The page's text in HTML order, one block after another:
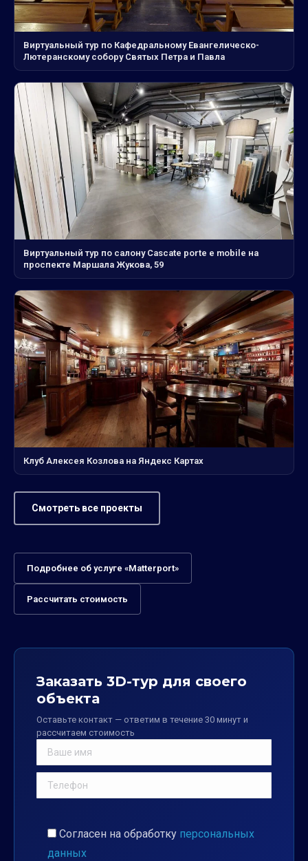
Виртуальный тур по Кафедральному Евангелическо-
Лютеранскому собору Святых Петра и Павла
Виртуальный тур по салону Cascate porte e mobile на
проспекте Маршала Жукова, 59
Клуб Алексея Козлова на Яндекс Картах
Смотреть все проекты
Подробнее об услуге «Matterport»
Рассчитать стоимость
Заказать 3D-тур для своего
объекта
Оставьте контакт — ответим в течение 30 минут и
рассчитаем стоимость
Согласен на обработку персональных
данных